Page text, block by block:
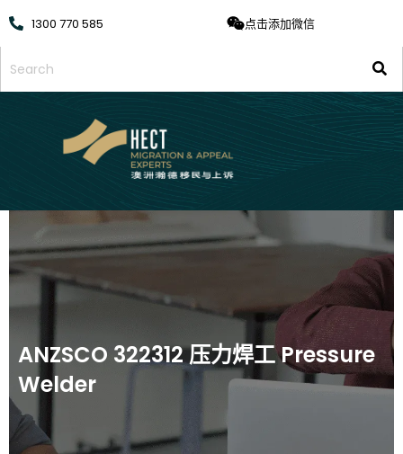
1300 770 585 点击添加微信
ANZSCO 322312 压力焊工 Pressure
Welder